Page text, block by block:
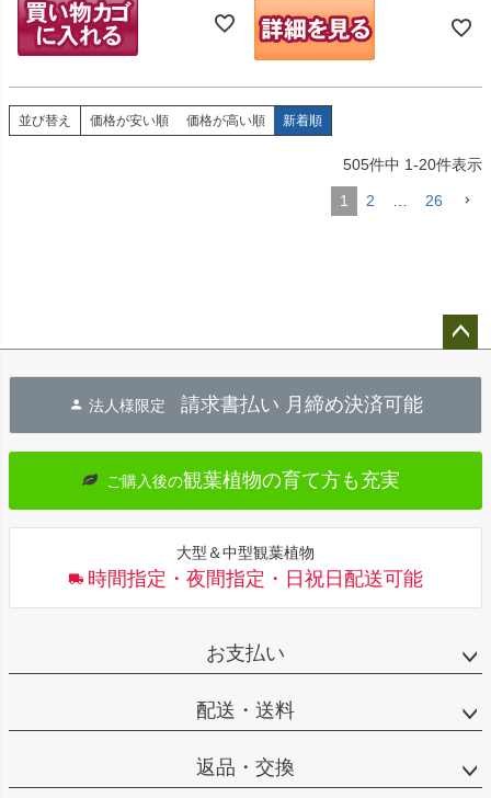
並び替え 価格が安い順 価格が高い順 新着順
505件中 1-20件表示
1 2 26
へ
法人様限定 請求書払い 月締め決済可能
ご購入後の観葉植物の育て方も充実
大型＆中型観葉植物
時間指定・夜間指定・日祝日配送可能
お支払い
配送・送料
返品・交換